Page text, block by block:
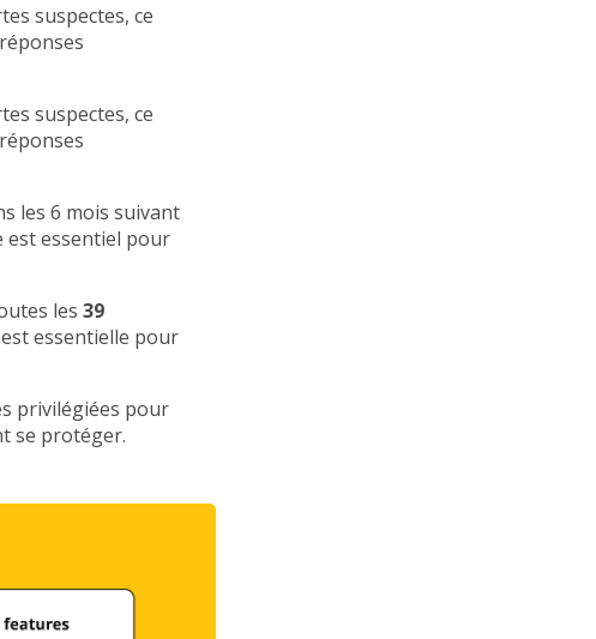
suspectes, ce
suspectes, ce
les 6 mois suivant
est essentiel pour
les 39
essentielle pour
privilégiées pour
se protéger.